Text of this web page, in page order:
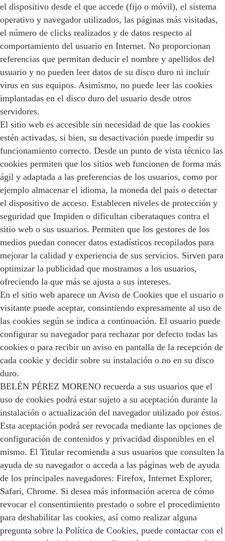
el dispositivo desde el que accede (fijo o móvil), el sistema
operativo y navegador utilizados, las páginas más visitadas,
el número de clicks realizados y de datos respecto al
comportamiento del usuario en Internet. No proporcionan
referencias que permitan deducir el nombre y apellidos del
usuario y no pueden leer datos de su disco duro ni incluir
virus en sus equipos. Asimismo, no puede leer las cookies
implantadas en el disco duro del usuario desde otros
servidores.
El sitio web es accesible sin necesidad de que las cookies
estén activadas, si bien, su desactivación puede impedir su
funcionamiento correcto. Desde un punto de vista técnico las
cookies permiten que los sitios web funcionen de forma más
ágil y adaptada a las preferencias de los usuarios, como por
ejemplo almacenar el idioma, la moneda del país o detectar
el dispositivo de acceso. Establecen niveles de protección y
seguridad que Impiden o dificultan ciberataques contra el
sitio web o sus usuarios. Permiten que los gestores de los
medios puedan conocer datos estadísticos recopilados para
mejorar la calidad y experiencia de sus servicios. Sirven para
optimizar la publicidad que mostramos a los usuarios,
ofreciendo la que más se ajusta a sus intereses.
En el sitio web aparece un Aviso de Cookies que el usuario o
visitante puede aceptar, consintiendo expresamente al uso de
las cookies según se indica a continuación. El usuario puede
configurar su navegador para rechazar por defecto todas las
cookies o para recibir un aviso en pantalla de la recepción de
cada cookie y decidir sobre su instalación o no en su disco
duro.
BELÉN PÉREZ MORENO recuerda a sus usuarios que el
uso de cookies podrá estar sujeto a su aceptación durante la
instalación o actualización del navegador utilizado por éstos.
Esta aceptación podrá ser revocada mediante las opciones de
configuración de contenidos y privacidad disponibles en el
mismo. El Titular recomienda a sus usuarios que consulten la
ayuda de su navegador o acceda a las páginas web de ayuda
de los principales navegadores: Firefox, Internet Explorer,
Safari, Chrome. Si desea más información acerca de cómo
revocar el consentimiento prestado o sobre el procedimiento
para deshabilitar las cookies, así como realizar alguna
pregunta sobre la Política de Cookies, puede contactar con el